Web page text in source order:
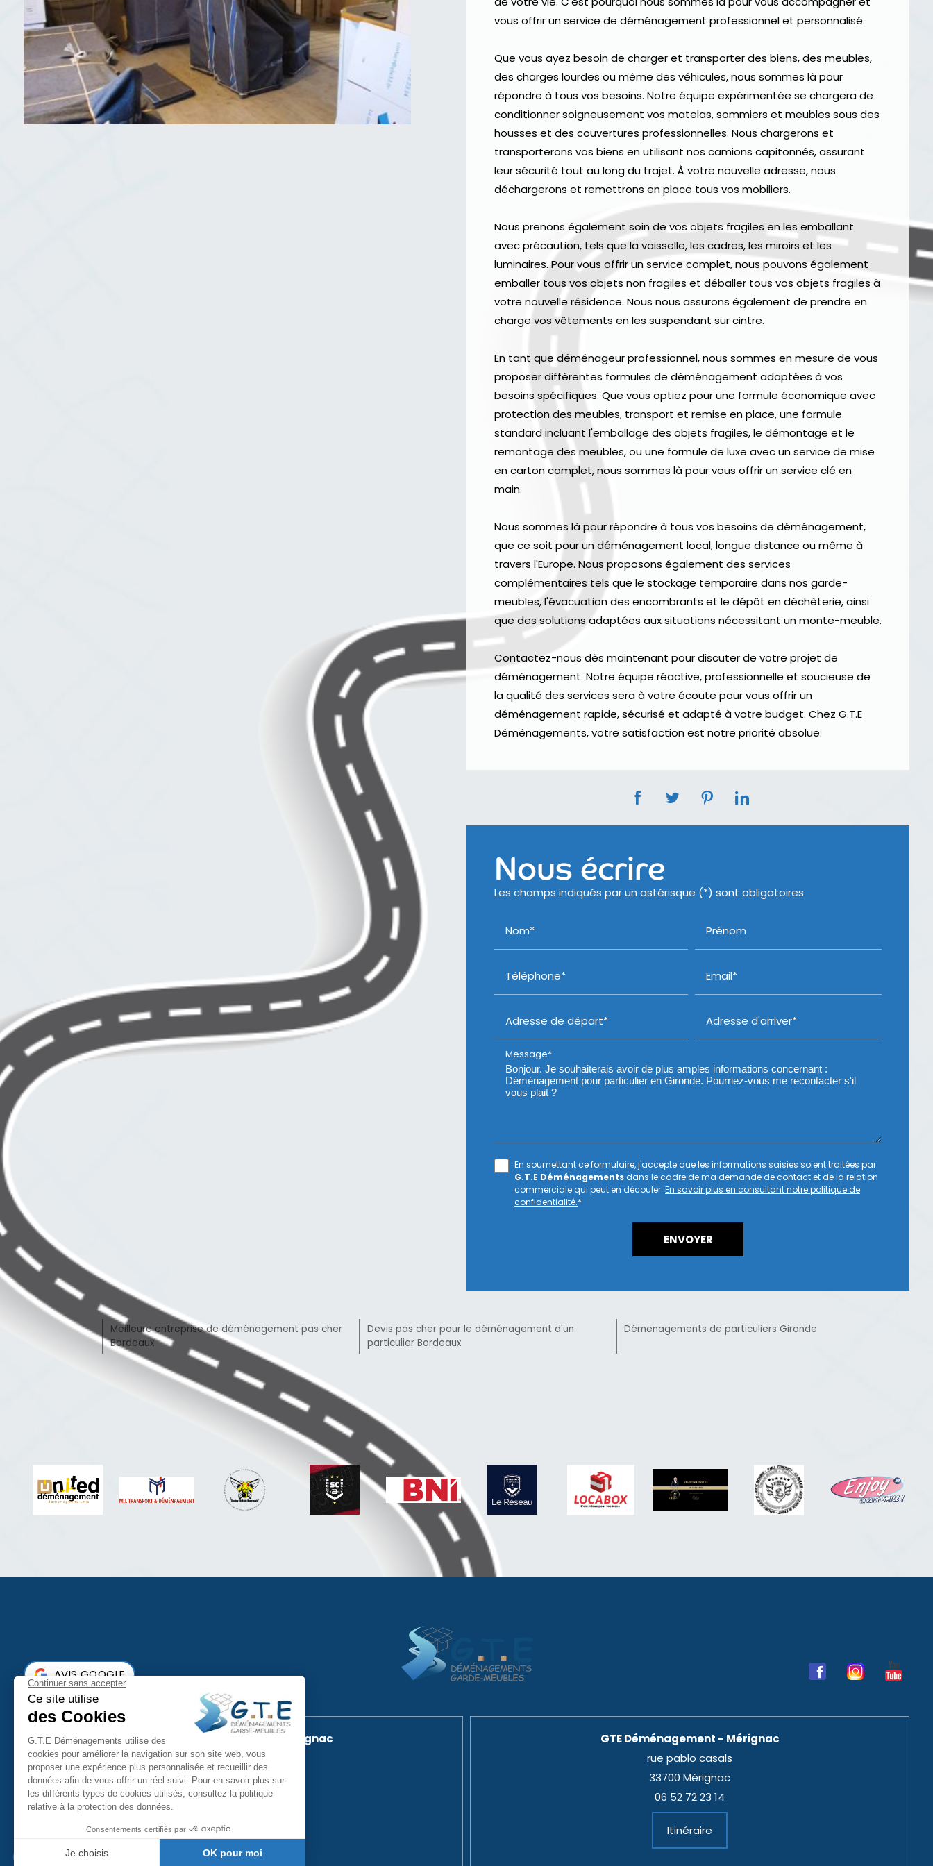
vous offrir un service de déménagement professionnel et personnalisé.
Que vous ayez besoin de charger et transporter des biens, des meubles,
des charges lourdes ou même des véhicules, nous sommes là pour
répondre à tous vos besoins. Notre équipe expérimentée se chargera de
conditionner soigneusement vos matelas, sommiers et meubles sous des
housses et des couvertures professionnelles. Nous chargerons et
transporterons vos biens en utilisant nos camions capitonnés, assurant
leur sécurité tout au long du trajet. À votre nouvelle adresse, nous
déchargerons et remettrons en place tous vos mobiliers.
Nous prenons également soin de vos objets fragiles en les emballant
avec précaution, tels que la vaisselle, les cadres, les miroirs et les
luminaires. Pour vous offrir un service complet, nous pouvons également
emballer tous vos objets non fragiles et déballer tous vos objets fragiles à
votre nouvelle résidence. Nous nous assurons également de prendre en
charge vos vêtements en les suspendant sur cintre.
En tant que déménageur professionnel, nous sommes en mesure de vous
proposer différentes formules de déménagement adaptées à vos
besoins spécifiques. Que vous optiez pour une formule économique avec
protection des meubles, transport et remise en place, une formule
standard incluant l'emballage des objets fragiles, le démontage et le
remontage des meubles, ou une formule de luxe avec un service de mise
en carton complet, nous sommes là pour vous offrir un service clé en
main.
Nous sommes là pour répondre à tous vos besoins de déménagement,
que ce soit pour un déménagement local, longue distance ou même à
travers l'Europe. Nous proposons également des services
complémentaires tels que le stockage temporaire dans nos garde-
meubles, l'évacuation des encombrants et le dépôt en déchèterie, ainsi
que des solutions adaptées aux situations nécessitant un monte-meuble.
Contactez-nous dès maintenant pour discuter de votre projet de
déménagement. Notre équipe réactive, professionnelle et soucieuse de
la qualité des services sera à votre écoute pour vous offrir un
déménagement rapide, sécurisé et adapté à votre budget. Chez G.T.E
Déménagements, votre satisfaction est notre priorité absolue.
Nous écrire
Les champs indiqués par un astérisque (*) sont obligatoires
Nom* Prénom
Téléphone* Email*
Adresse de départ* Adresse d'arriver*
Message*
En soumettant ce formulaire, j'accepte que les informations saisies soient traitées par
G.T.E Déménagementsdans le cadre de ma demande de contact et de la relation
commerciale qui peut en découler. En savoir plus en consultant notre politique de
confidentialité.*
Meilleure entreprise de déménagement pas cher
Bordeaux
Devis pas cher pour le déménagement d'un
particulier Bordeaux
Démenagements de particuliers Gironde
AVIS GOOGLE
GTE Déménagement - Cavignac
343 Rue du Marlacca
33620 CAVIGNAC
contact@gte33.fr
Itinéraire
GTE Déménagement - Mérignac
rue pablo casals
33700 Mérignac
06 52 72 23 14
Itinéraire